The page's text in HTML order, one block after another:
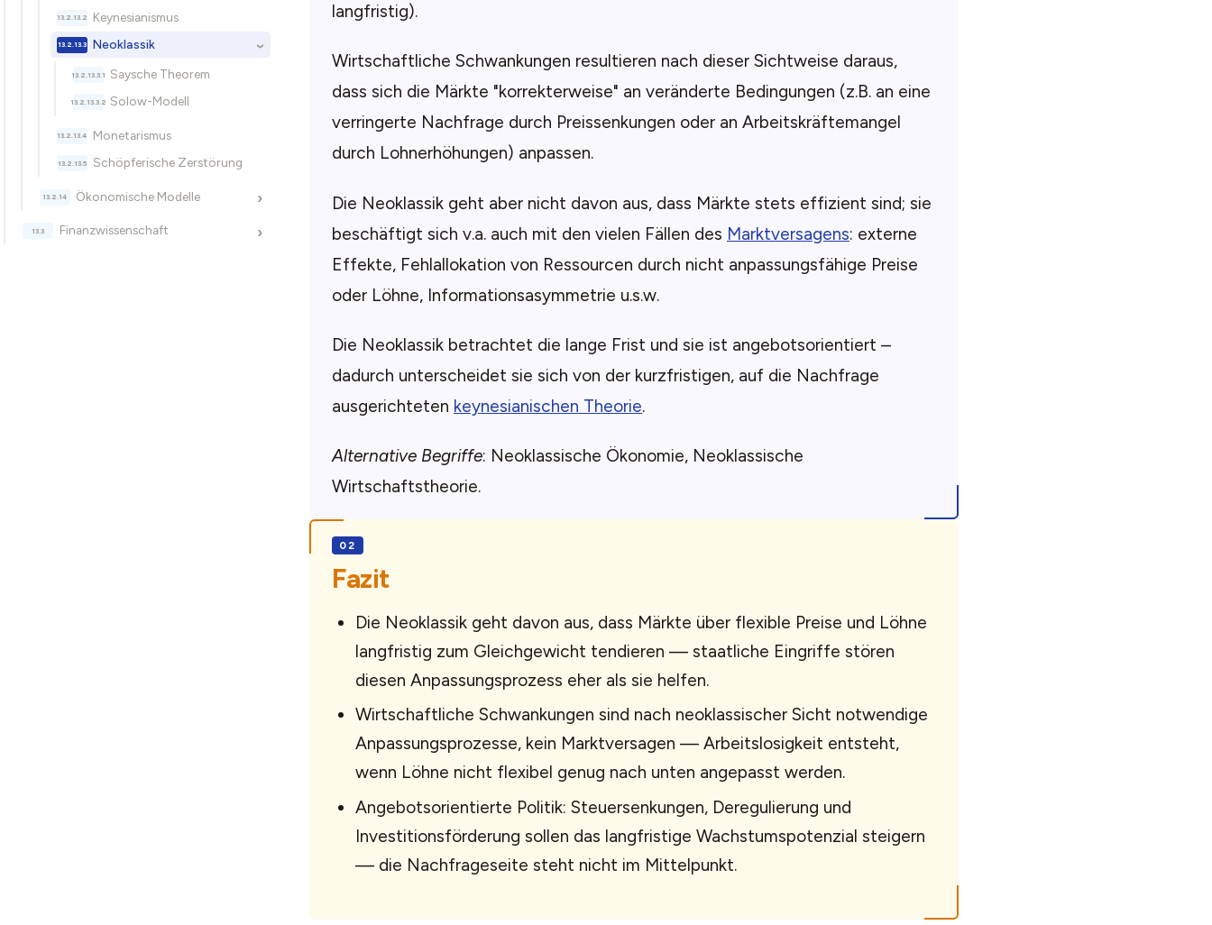
Keynesianismus
›
Neoklassik
Saysche Theorem
Solow-Modell
Monetarismus
Schöpferische Zerstörung
›
Ökonomische Modelle
›
Finanzwissenschaft
langfristig).
Wirtschaftliche Schwankungen resultieren nach dieser Sichtweise daraus,
dass sich die Märkte "korrekterweise" an veränderte Bedingungen (z.B. an eine
verringerte Nachfrage durch Preissenkungen oder an Arbeitskräftemangel
durch Lohnerhöhungen) anpassen.
Die Neoklassik geht aber nicht davon aus, dass Märkte stets effizient sind; sie
beschäftigt sich v.a. auch mit den vielen Fällen des Marktversagens: externe
Effekte, Fehlallokation von Ressourcen durch nicht anpassungsfähige Preise
oder Löhne, Informationsasymmetrie u.s.w.
Die Neoklassik betrachtet die lange Frist und sie ist angebotsorientiert –
dadurch unterscheidet sie sich von der kurzfristigen, auf die Nachfrage
ausgerichteten keynesianischen Theorie.
Alternative Begriffe: Neoklassische Ökonomie, Neoklassische
Wirtschaftstheorie.
Fazit
Die Neoklassik geht davon aus, dass Märkte über flexible Preise und Löhne
langfristig zum Gleichgewicht tendieren — staatliche Eingriffe stören
diesen Anpassungsprozess eher als sie helfen.
Wirtschaftliche Schwankungen sind nach neoklassischer Sicht notwendige
Anpassungsprozesse, kein Marktversagen — Arbeitslosigkeit entsteht,
wenn Löhne nicht flexibel genug nach unten angepasst werden.
Angebotsorientierte Politik: Steuersenkungen, Deregulierung und
Investitionsförderung sollen das langfristige Wachstumspotenzial steigern
— die Nachfrageseite steht nicht im Mittelpunkt.